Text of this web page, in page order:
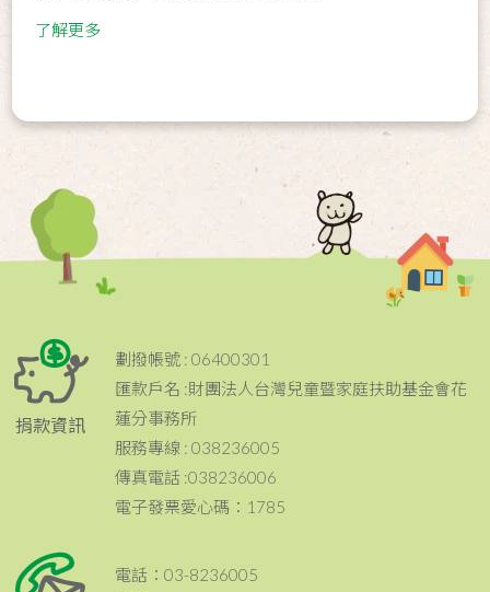
了解更多
捐款資訊
劃撥帳號 : 06400301
匯款戶名 :財團法人台灣兒童暨家庭扶助基金會花
蓮分事務所
服務專線 : 038236005
傳真電話 :038236006
電子發票愛心碼：1785
電話：03-8236005